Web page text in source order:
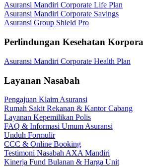
Asuransi Mandiri Corporate Life Plan
Asuransi Mandiri Corporate Savings
Asuransi Group Shield Pro
Perlindungan Kesehatan
Asuransi Mandiri Corporate Health Plan
Layanan Nasabah
Pengajuan Klaim Asuransi
Rumah Sakit Rekanan & Kantor Cabang
Layanan Kepemilikan Polis
FAQ & Informasi Umum Asuransi
Unduh Formulir
CCC & Online Booking
Testimoni Nasabah AXA Mandiri
Kinerja Fund Bulanan & Harga Unit